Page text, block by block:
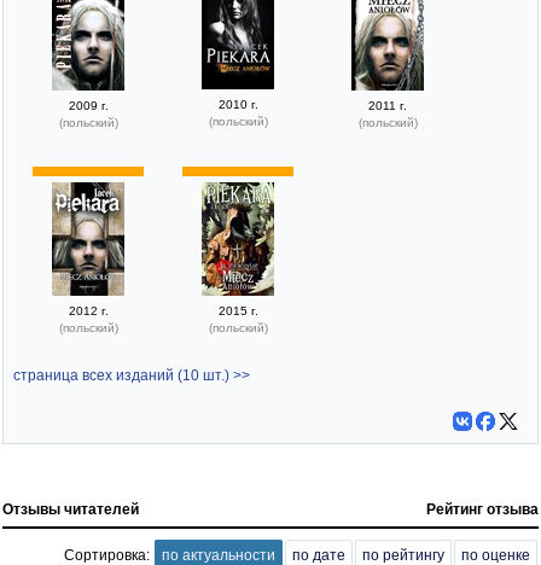
2009 г.
(польский)
2010 г.
(польский)
2011 г.
(польский)
2012 г.
(польский)
2015 г.
(польский)
страница всех изданий (10 шт.) >>
Отзывы читателей Рейтинг отзыва
Сортировка: по актуальности по дате по рейтингу по оценке